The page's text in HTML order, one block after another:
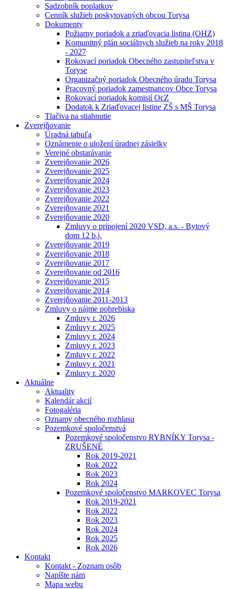
Sadzobník poplatkov
Cenník služieb poskytovaných obcou Torysa
Dokumenty
Požiarny poriadok a zriaďovacia listina (OHZ)
Komunitný plán sociálnych služieb na roky 2018
- 2027
Rokovací poriadok Obecného zastupiteľstva v
Toryse
Organizačný poriadok Obecného úradu Torysa
Pracovný poriadok zamestnancov Obce Torysa
Rokovací poriadok komisií OcZ
Dodatok k Zriaďovacej listine ZŠ s MŠ Torysa
Tlačiva na stiahnutie
Zverejňovanie
Úradná tabuľa
Oznámenie o uložení úradnej zásielky
Verejné obstarávanie
Zverejňovanie 2026
Zverejňovanie 2025
Zverejňovanie 2024
Zverejňovanie 2023
Zverejňovanie 2022
Zverejňovanie 2021
Zverejňovanie 2020
Zmluvy o pripojení 2020 VSD, a.s. - Bytový
dom 12 b.j.
Zverejňovanie 2019
Zverejňovanie 2018
Zverejňovanie 2017
Zverejňovanie od 2016
Zverejňovanie 2015
Zverejňovanie 2014
Zverejňovanie 2011-2013
Zmluvy o nájme pohrebiska
Zmluvy r. 2026
Zmluvy r. 2025
Zmluvy r. 2024
Zmluvy r. 2023
Zmluvy r. 2022
Zmluvy r. 2021
Zmluvy r. 2020
Aktuálne
Aktuality
Kalendár akcií
Fotogaléria
Oznamy obecného rozhlasu
Pozemkové spoločenstvá
Pozemkové spoločenstvo RYBNÍKY Torysa -
ZRUŠENÉ
Rok 2019-2021
Rok 2022
Rok 2023
Rok 2024
Pozemkové spoločenstvo MARKOVEC Torysa
Rok 2019-2021
Rok 2022
Rok 2023
Rok 2024
Rok 2025
Rok 2026
Kontakt
Kontakt - Zoznam osôb
Napíšte nám
Mapa webu